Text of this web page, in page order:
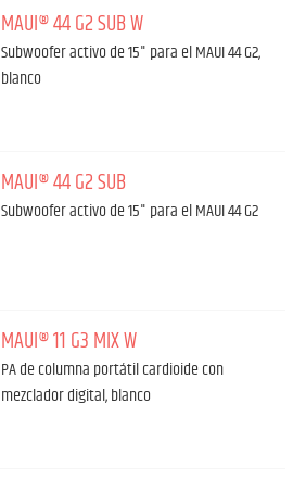
MAUI® 44 G2 SUB W
Subwoofer activo de 15" para el MAUI 44 G2,
blanco
MAUI® 44 G2 SUB
Subwoofer activo de 15" para el MAUI 44 G2
MAUI® 11 G3 MIX W
PA de columna portátil cardioide con
mezclador digital, blanco